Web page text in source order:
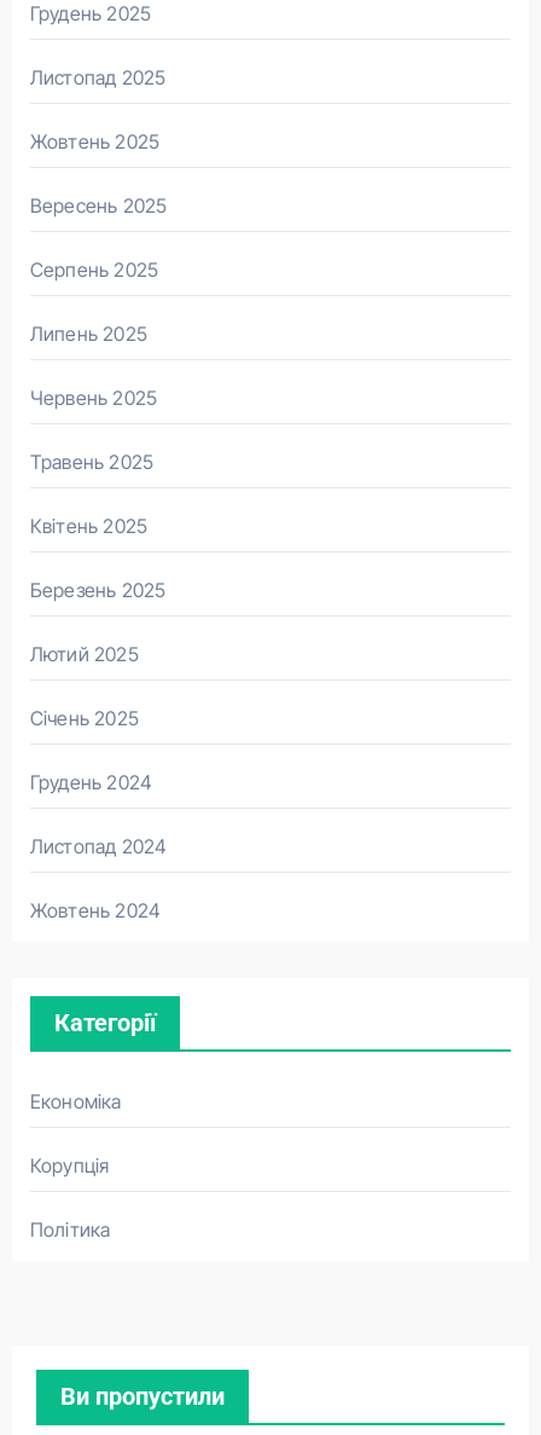
Грудень 2025
Листопад 2025
Жовтень 2025
Вересень 2025
Серпень 2025
Липень 2025
Червень 2025
Травень 2025
Квітень 2025
Березень 2025
Лютий 2025
Січень 2025
Грудень 2024
Листопад 2024
Жовтень 2024
Категорії
Економіка
Корупція
Політика
Ви пропустили